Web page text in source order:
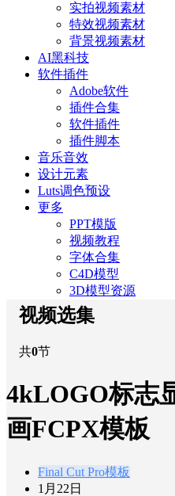
实拍视频素材
特效视频素材
背景视频素材
AI黑科技
软件插件
Adobe软件
插件合集
软件插件
插件脚本
音乐音效
设计元素
Luts调色预设
更多
PPT模版
视频教程
字体合集
C4D模型
3D模型资源
视频选集
共0节
4kLOGO标志
画FCPX模板
Final Cut Pro模板
1月22日